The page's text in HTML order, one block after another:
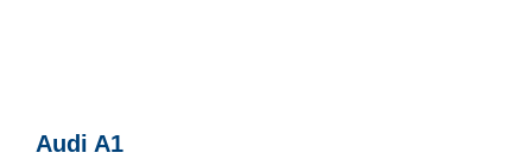
Audi A1